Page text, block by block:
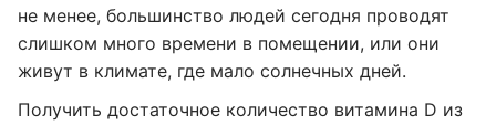
не менее, большинство людей сегодня проводят
слишком много времени в помещении, или они
живут в климате, где мало солнечных дней.
Получить достаточное количество витамина D из